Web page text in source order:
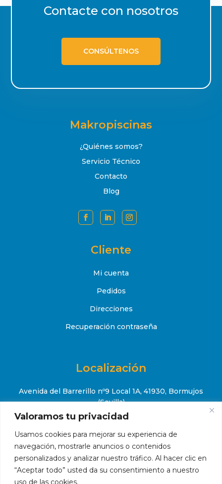
Valoramos tu privacidad
Usamos cookies para mejorar su experiencia de
navegación, mostrarle anuncios o contenidos
personalizados y analizar nuestro tráfico. Al hacer clic en
“Aceptar todo” usted da su consentimiento a nuestro
uso de las cookies.
Contacte con nosotros
CONSÚLTENOS
Makropiscinas
¿Quiénes somos?
Servicio Técnico
Contacto
Blog
Cliente
Mi cuenta
Pedidos
Direcciones
Recuperación contraseña
Localización
Avenida del Barrerillo nº9 Local 1A, 41930, Bormujos
(Sevilla)
+34 651 52 88 08
 contacto@makropiscinas.com